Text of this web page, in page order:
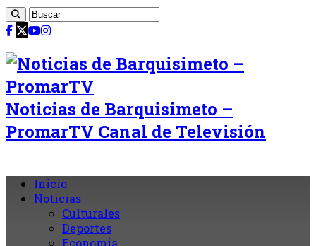
Noticias de Barquisimeto –
PromarTV Canal de Televisión
Inicio
Noticias
Culturales
Deportes
Economia